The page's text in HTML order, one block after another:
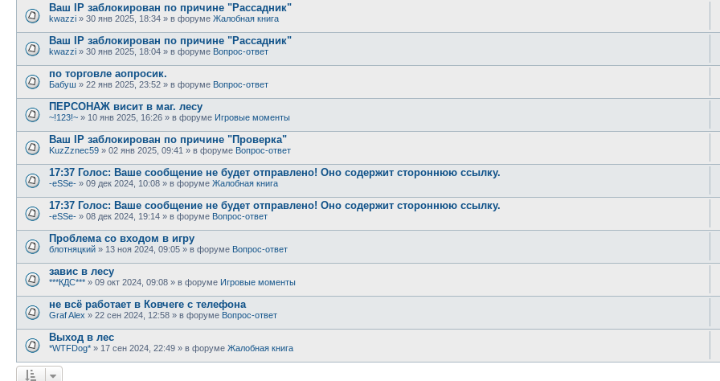
Ваш IP заблокирован по причине "Рассадник"
kwazzi » 30 янв 2025, 18:34 » в форуме Жалобная книга
Ваш IP заблокирован по причине "Рассадник"
kwazzi » 30 янв 2025, 18:04 » в форуме Вопрос-ответ
по торговле аопросик.
Бабуш » 22 янв 2025, 23:52 » в форуме Вопрос-ответ
ПЕРСОНАЖ висит в маг. лесу
~!123!~ » 10 янв 2025, 16:26 » в форуме Игровые моменты
Ваш IP заблокирован по причине "Проверка"
KuzZznec59 » 02 янв 2025, 09:41 » в форуме Вопрос-ответ
17:37 Голос: Ваше сообщение не будет отправлено! Оно содержит стороннюю ссылку.
-eSSe- » 09 дек 2024, 10:08 » в форуме Жалобная книга
17:37 Голос: Ваше сообщение не будет отправлено! Оно содержит стороннюю ссылку.
-eSSe- » 08 дек 2024, 19:14 » в форуме Вопрос-ответ
Проблема со входом в игру
блотняцкий » 13 ноя 2024, 09:05 » в форуме Вопрос-ответ
завис в лесу
***КДС*** » 09 окт 2024, 09:08 » в форуме Игровые моменты
не всё работает в Ковчеге с телефона
Graf Alex » 22 сен 2024, 12:58 » в форуме Вопрос-ответ
Выход в лес
*WTFDog* » 17 сен 2024, 22:49 » в форуме Жалобная книга